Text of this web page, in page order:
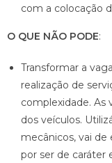
com a colocação
O QUE NÃO PODE:
Transformar a
realização de
complexidade. As
dos veículos.
mecânicos, vai
por ser de caráter